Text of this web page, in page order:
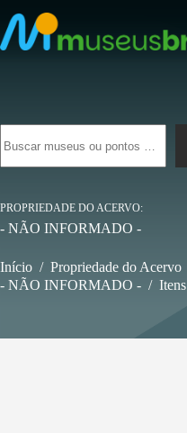
para
o
conteúdo
resultados
PROPRIEDADE DO ACERVO
- NÃO INFORMADO -
Início / Propriedade do Acervo
- NÃO INFORMADO - / Itens